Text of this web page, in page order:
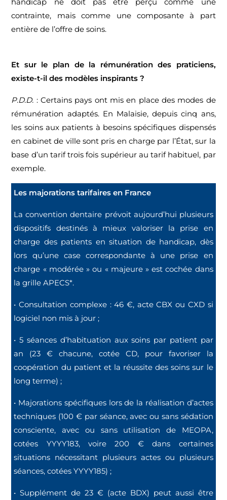
contrainte, mais comme une composante à part
entière de l’offre de soins.
Et sur le plan de la rémunération des praticiens,
existe-t-il des modèles inspirants ?
P.D.D. : Certains pays ont mis en place des modes de
rémunération adaptés. En Malaisie, depuis cinq ans,
les soins aux patients à besoins spécifiques dispensés
en cabinet de ville sont pris en charge par l’État, sur la
base d’un tarif trois fois supérieur au tarif habituel, par
exemple.
Les majorations tarifaires en France
La convention dentaire prévoit aujourd’hui plusieurs
dispositifs destinés à mieux valoriser la prise en
charge des patients en situation de handicap, dès
lors qu’une case correspondante à une prise en
charge « modérée » ou « majeure » est cochée dans
la grille APECS*.
• Consultation complexe : 46 €, acte CBX ou CXD si
logiciel non mis à jour ;
• 5 séances d’habituation aux soins par patient par
an (23 € chacune, cotée CD, pour favoriser la
coopération du patient et la réussite des soins sur le
long terme) ;
• Majorations spécifiques lors de la réalisation d’actes
techniques (100 € par séance, avec ou sans sédation
consciente, avec ou sans utilisation de MEOPA,
cotées YYYY183, voire 200 € dans certaines
situations nécessitant plusieurs actes ou plusieurs
séances, cotées YYYY185) ;
• Supplément de 23 € (acte BDX) peut aussi être